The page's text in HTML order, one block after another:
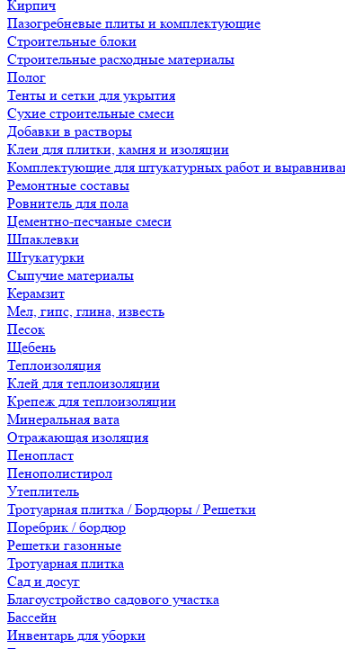
Кирпич
Пазогребневые плиты и комплектующие
Строительные блоки
Строительные расходные материалы
Полог
Тенты и сетки для укрытия
Сухие строительные смеси
Добавки в растворы
Клеи для плитки, камня и изоляции
Комплектующие для штукатурных работ и
Ремонтные составы
Ровнитель для пола
Цементно-песчаные смеси
Шпаклевки
Штукатурки
Сыпучие материалы
Керамзит
Мел, гипс, глина, известь
Песок
Щебень
Теплоизоляция
Клей для теплоизоляции
Крепеж для теплоизоляции
Минеральная вата
Отражающая изоляция
Пенопласт
Пенополистирол
Утеплитель
Тротуарная плитка / Бордюры / Решетки
Поребрик / бордюр
Решетки газонные
Тротуарная плитка
Сад и досуг
Благоустройство садового участка
Бассейн
Инвентарь для уборки